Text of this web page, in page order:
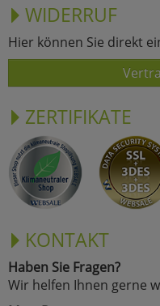
WIDERRUF
Hier können Sie direkt
ZERTIFIKATE
KONTAKT
Haben Sie Fragen?
Wir helfen Ihnen gerne